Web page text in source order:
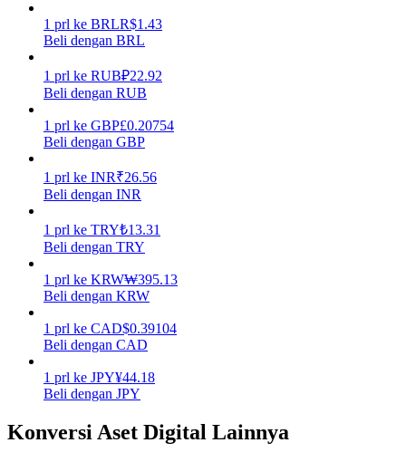
Dapatkan imbalan kompetitif setiap hari
Mempertaruhkan
1 prl ke BRLR$1.43
Beli dengan BRL
1 prl ke RUB₽22.92
Beli dengan RUB
1 prl ke GBP£0.20754
Beli dengan GBP
1 prl ke INR₹26.56
Beli dengan INR
1 prl ke TRY₺13.31
Beli dengan TRY
1 prl ke KRW₩395.13
Beli dengan KRW
1 prl ke CAD$0.39104
Beli dengan CAD
1 prl ke JPY¥44.18
Beli dengan JPY
Konversi Aset Digital Lainnya